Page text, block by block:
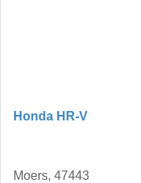
Honda HR-V
Moers, 47443